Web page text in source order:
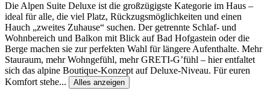
Die Alpen Suite Deluxe ist die großzügigste Kategorie im Haus –
ideal für alle, die viel Platz, Rückzugsmöglichkeiten und einen
Hauch „zweites Zuhause“ suchen. Der getrennte Schlaf- und
Wohnbereich und Balkon mit Blick auf Bad Hofgastein oder die
Berge machen sie zur perfekten Wahl für längere Aufenthalte. Mehr
Stauraum, mehr Wohngefühl, mehr GRETI-G’fühl – hier entfaltet
sich das alpine Boutique-Konzept auf Deluxe-Niveau. Für euren
Komfort stehe... Alles anzeigen